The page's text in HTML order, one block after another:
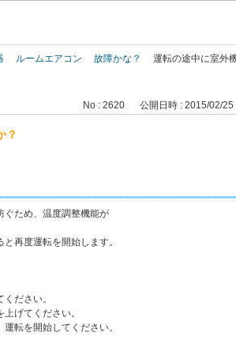
ルームエアコン 故障かな？
運転の途中に室外
No : 2620 公開日時 : 2015/02/25
？
ぐため、温度調整機能が
再度運転を開始します。
ださい。
げてください。
転を開始してください。